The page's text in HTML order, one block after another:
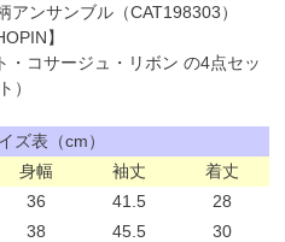
アンサンブル（CAT198303）
】
・コサージュ・リボン の4点セッ
ト）
ズ表（cm）
身幅 袖丈
着丈
36 41.5
28
38 45.5 30